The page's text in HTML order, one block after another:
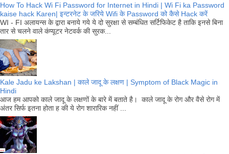
How To Hack Wi Fi Password for Internet in Hindi | Wi Fi ka Password
kaise hack Karen| इन्टरनेट के जरिये Wifi के Password को कैसे Hack करें
WI - FI अलायन्स के द्वारा बनाये गये ये दो सुरक्षा से सम्बंधित सर्टिफिकेट है ताकि इनसे बिना
तार से चलने वाले कंप्यूटर नेटवर्क की सुरक...
Kale Jadu ke Lakshan | काले जादू के लक्षण | Symptom of Black Magic in
Hindi
आज हम आपको काले जादू के लक्षणों के बारे में बताते है। काले जादू के रोग और वैसे रोग में
अंतर सिर्फ इतना होता ह की ये रोग शारारिक नहीं ...